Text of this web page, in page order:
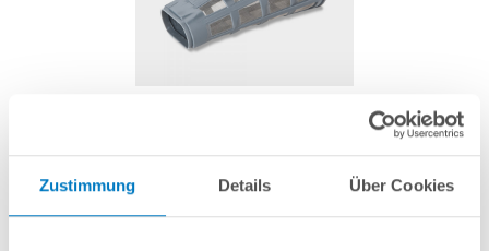
Zustimmung Details Über Cookies